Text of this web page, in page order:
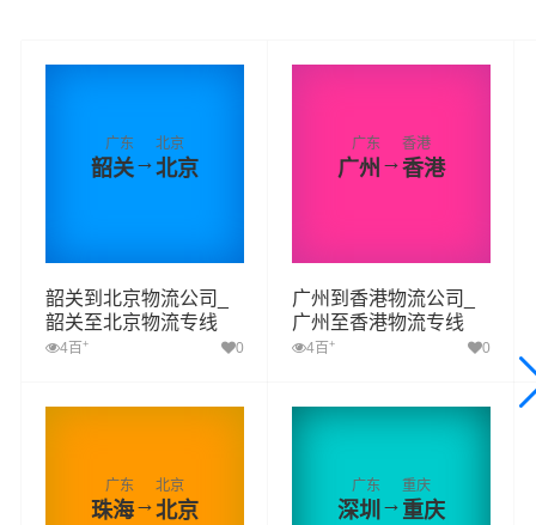
广东
韶关→
北京
北京
韶关到北京物流公司_
韶关至北京物流专线
4百 + 0
广东
广州 →
香港
香港
广州到香港物流公司_
广州至香港物流专线
4百 + 0
广东
珠海→
北京
北京
广东
深圳→
重庆
重庆